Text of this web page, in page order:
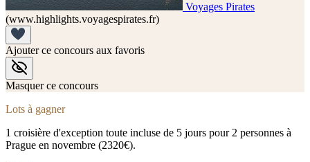
Voyages Pirates
(www.highlights.voyagespirates.fr)
Ajouter ce concours aux favoris
Masquer ce concours
Lots à gagner
1 croisière d'exception toute incluse de 5 jours pour 2 personnes à
Prague en novembre (2320€).